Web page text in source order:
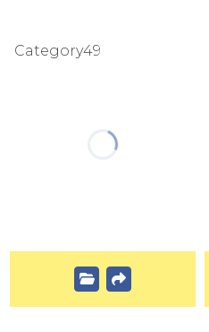
Category49